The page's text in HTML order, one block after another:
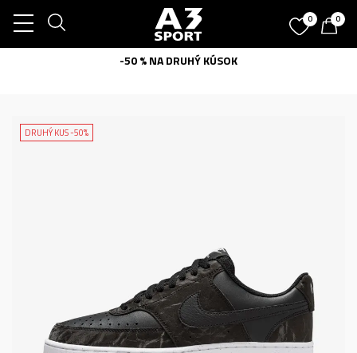
0 0
-50 % NA DRUHÝ KÚSOK
DRUHÝ KUS -50%